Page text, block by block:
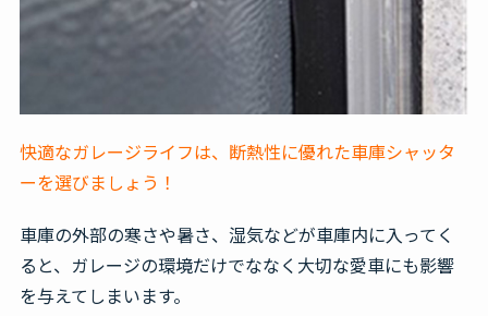
快適なガレージライフは、断熱性に優れた車庫シャッタ
ーを選びましょう！
車庫の外部の寒さや暑さ、湿気などが車庫内に入ってく
ると、ガレージの環境だけでななく大切な愛車にも影響
を与えてしまいます。